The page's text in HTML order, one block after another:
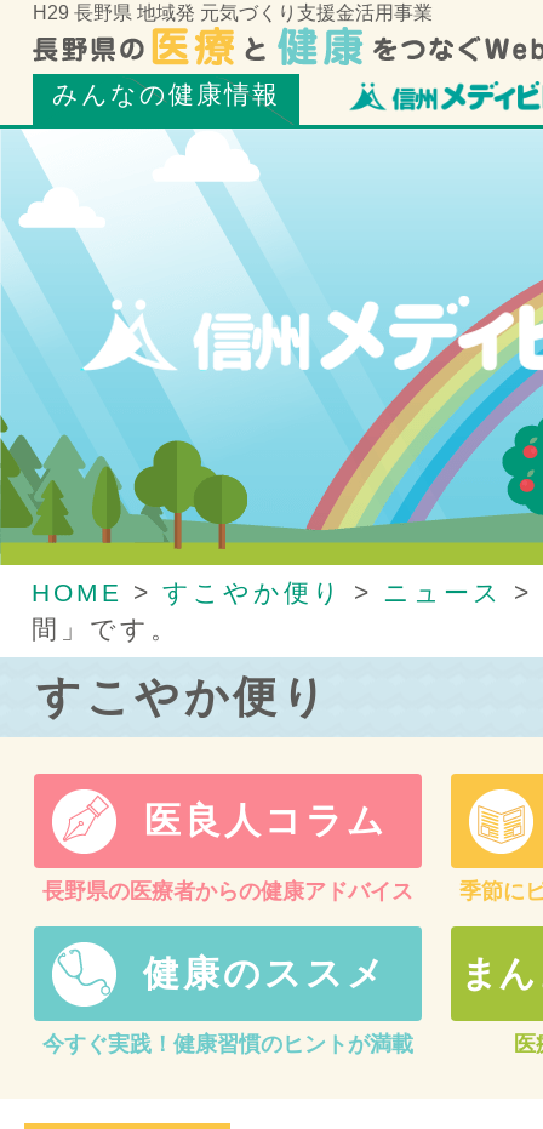
H29 長野県 地域発 元気づくり支援金活用事業
みんなの健康情報
HOME > すこやか便り > ニュース
>
間」です。
すこやか便り
医良人コラム
長野県の医療者からの健康アドバイス 季節に
健康のススメ
今すぐ実践！健康習慣のヒントが満載
ま